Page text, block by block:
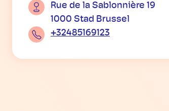
Rue de la Sablonnière 19
1000 Stad Brussel
+32485169123